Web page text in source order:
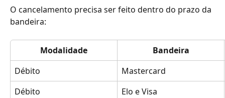
O cancelamento precisa ser feito dentro do prazo da
bandeira:
Modalidade
Bandeira
Débito
Mastercard
Débito
Elo e Visa